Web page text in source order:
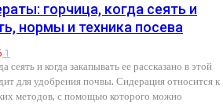
горчица, когда сеять и
нормы и техника посева
1
сеять и когда закапывать ее рассказано в этой
для удобрения почвы. Сидерация относится к
методов, с помощью которого можно